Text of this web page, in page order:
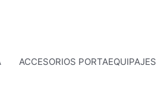
ACCESORIOS PORTAEQUIPAJES